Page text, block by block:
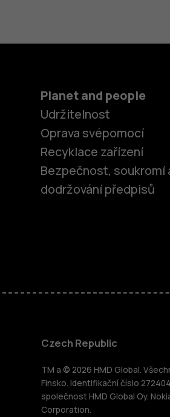
Planet and people
Udržitelnost
Oprava svépomocí
Recyklace zařízení
Bezpečnost, soukromí
dodržování předpisů
Czech Republic
TM a © 2026 HMD Global.
Finsko. Identifikační číslo
společnost HMD Global Oy.
Corporation.